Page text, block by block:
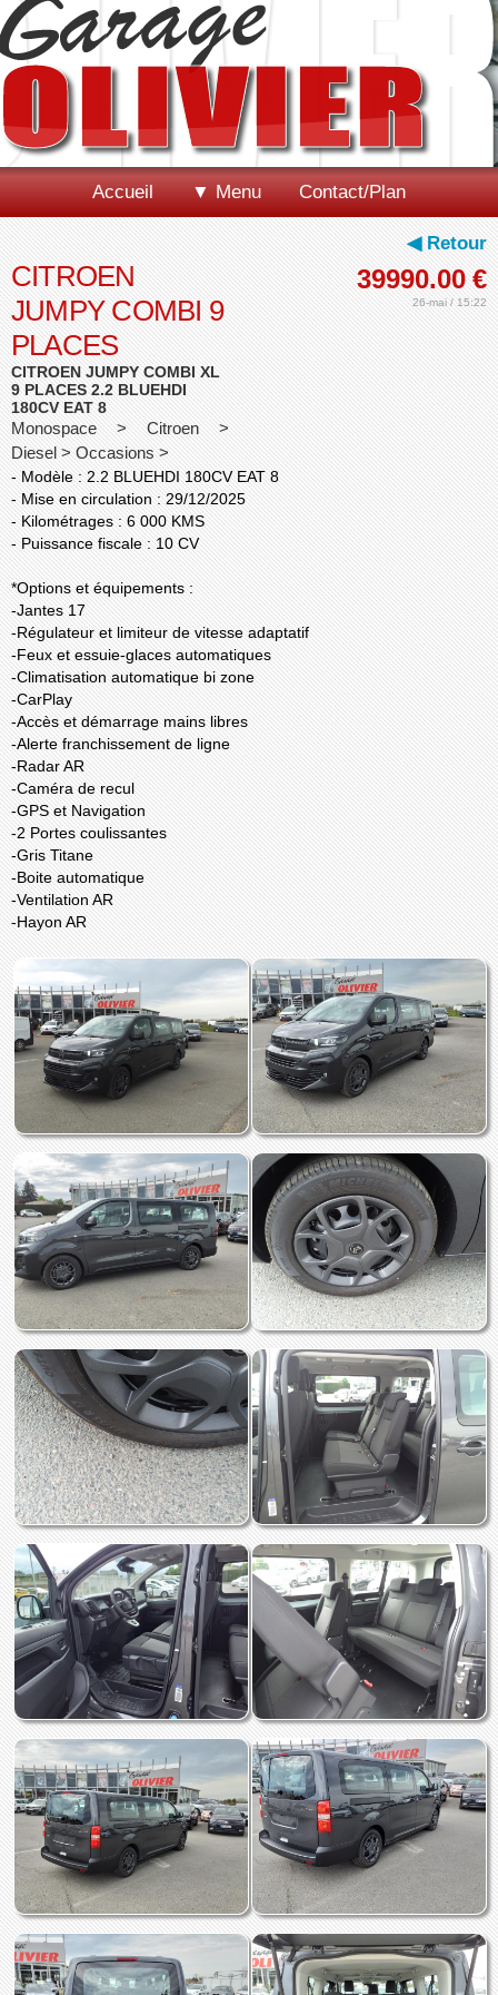
Accueil ▼ Menu Contact/Plan
◀ Retour
39990.00 €
26-mai / 15:22
CITROEN
JUMPY COMBI 9
PLACES
CITROEN JUMPY COMBI XL
9 PLACES 2.2 BLUEHDI
180CV EAT 8
Monospace > Citroen >
Diesel > Occasions >
- Modèle : 2.2 BLUEHDI 180CV EAT 8
- Mise en circulation : 29/12/2025
- Kilométrages : 6 000 KMS
- Puissance fiscale : 10 CV
*Options et équipements :
-Jantes 17
-Régulateur et limiteur de vitesse adaptatif
-Feux et essuie-glaces automatiques
-Climatisation automatique bi zone
-CarPlay
-Accès et démarrage mains libres
-Alerte franchissement de ligne
-Radar AR
-Caméra de recul
-GPS et Navigation
-2 Portes coulissantes
-Gris Titane
-Boite automatique
-Ventilation AR
-Hayon AR